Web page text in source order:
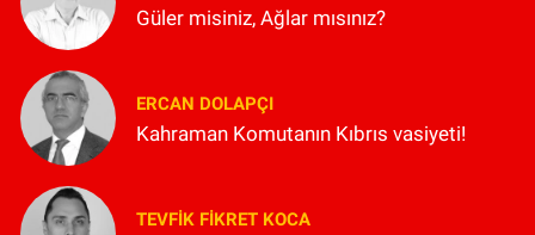
Güler misiniz, Ağlar mısınız?
ERCAN DOLAPÇI
Kahraman Komutanın Kıbrıs vasiyeti!
TEVFIK FIKRET KOCA